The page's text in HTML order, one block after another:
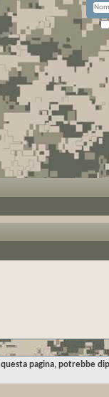
pagina, potrebbe